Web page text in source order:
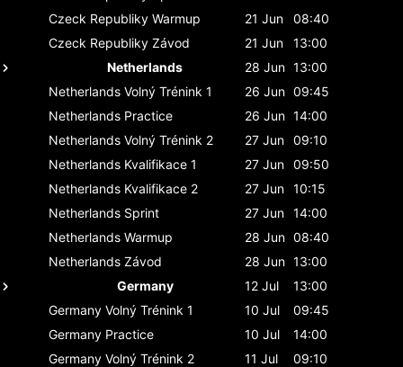
Czeck Republiky Warmup 21 Jun
08:40
Czeck Republiky Závod 21 Jun
13:00
Netherlands
28 Jun 13:00
Netherlands Volný Trénink 1 26 Jun 09:45
Netherlands Practice 26 Jun 14:00
Netherlands Volný Trénink 2 27 Jun 09:10
Netherlands Kvalifikace 1 27 Jun 09:50
Netherlands Kvalifikace 2 27 Jun 10:15
Netherlands Sprint 27 Jun 14:00
Netherlands Warmup 28 Jun 08:40
Netherlands Závod 28 Jun 13:00
Germany
12 Jul
13:00
Germany Volný Trénink 1 10 Jul
09:45
Germany Practice 10 Jul
14:00
Germany Volný Trénink 2 11 Jul
09:10